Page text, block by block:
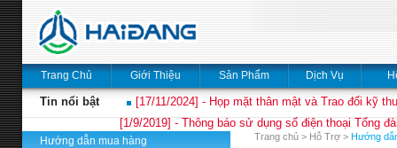
Trang Chủ Giới Thiệu Sản Phẩm Dịch Vụ
Tin nổi bật
[17/11/2024] - Họp mặt thân mật và Trao đổi kỹ
[1/9/2019] - Thông báo sử dụng số điện thoại Tổng
Hướng dẫn mua hàng
Trang chủ > Hỗ Trợ > Hướng